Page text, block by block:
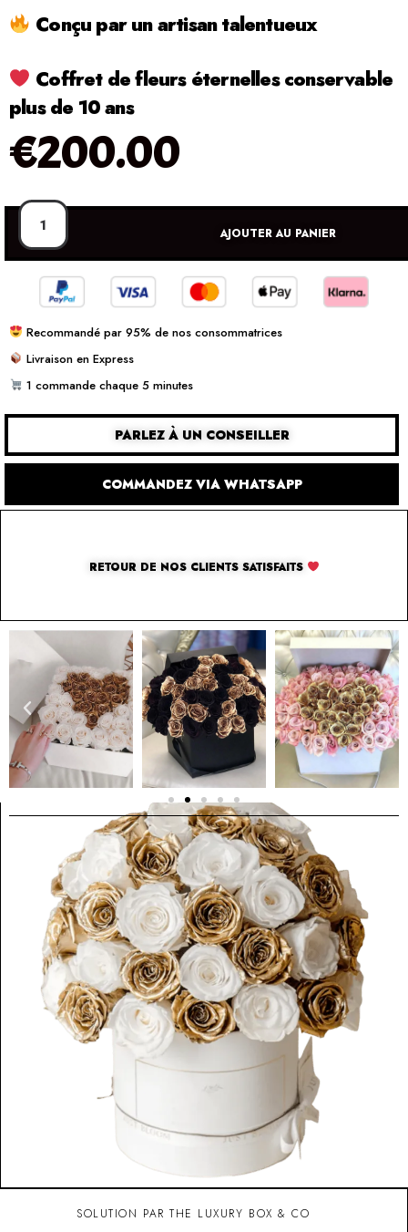
Conçu par un artisan talentueux
Coffret de fleurs éternelles conservable
plus de 10 ans
€200.00
AJOUTER AU PANIER
Recommandé par 95% de nos consommatrices
Livraison en Express
1 commande chaque 5 minutes
PARLEZ À UN CONSEILLER
COMMANDEZ VIA WHATSAPP
RETOUR DE NOS CLIENTS SATISFAITS
SOLUTION PAR THE LUXURY BOX & CO